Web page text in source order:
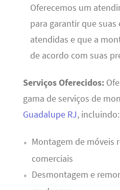
Oferecemos um
para garantir que suas
atendidas e que a
de acordo com suas
Serviços Oferecidos:
gama de serviços de
Guadalupe RJ, incluindo:
Montagem de móveis
comerciais
Desmontagem e